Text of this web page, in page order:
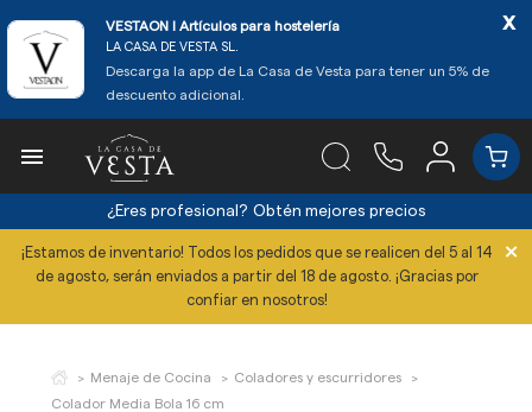
VESTAON l Artículos para hostelería
LA CASA DE VESTA SL.
Descarga la app de La Casa de Vesta para tener un 5% de
descuento adicional.
x

¿Eres profesional? Obtén mejores precios
¡Estamos de inventario! Todos los pedidos que se realicen del 5 al 14
de agosto, serán enviados a partir del 18 de agosto. ¡Gracias por
confiar en nosotros!
×
Menaje de Cocina
Coladores y escurridores
Colador Media Bola 16 cm